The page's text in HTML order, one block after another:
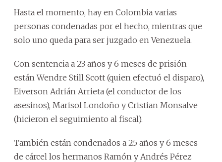
Hasta el momento, hay en Colombia varias
personas condenadas por el hecho, mientras que
solo uno queda para ser juzgado en Venezuela.
Con sentencia a 23 años y 6 meses de prisión
están Wendre Still Scott (quien efectuó el disparo),
Eiverson Adrián Arrieta (el conductor de los
asesinos), Marisol Londoño y Cristian Monsalve
(hicieron el seguimiento al fiscal).
También están condenados a 25 años y 6 meses
de cárcel los hermanos Ramón y Andrés Pérez